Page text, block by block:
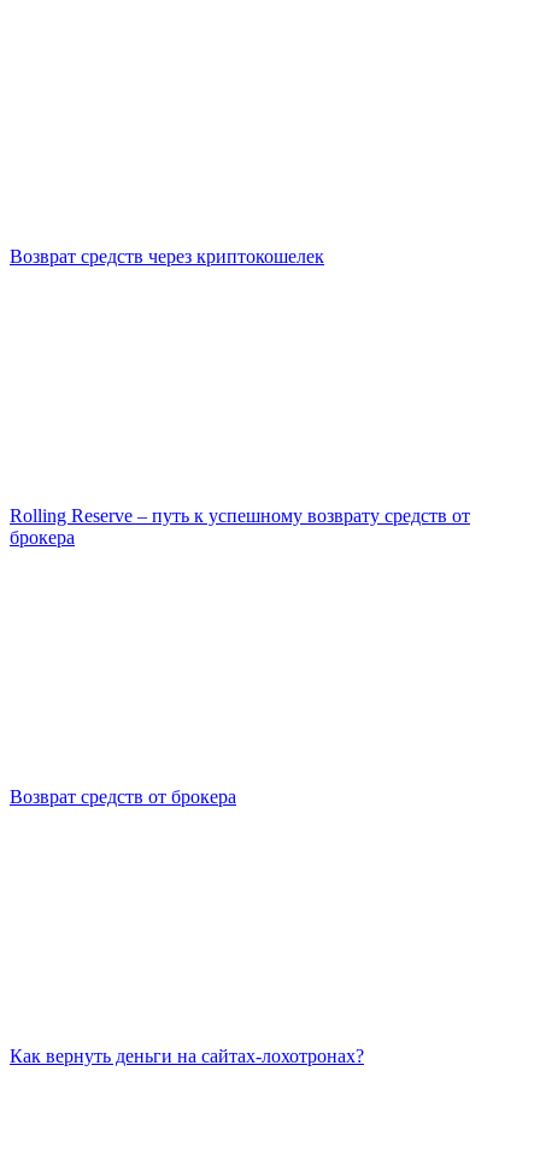
Возврат средств через криптокошелек
Rolling Reserve – путь к успешному возврату средств от
брокера
Возврат средств от брокера
Как вернуть деньги на сайтах-лохотронах?